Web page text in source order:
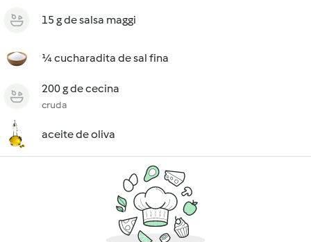
15 g de salsa maggi
¼ cucharadita de sal fina
200 g de cecina
cruda
aceite de oliva